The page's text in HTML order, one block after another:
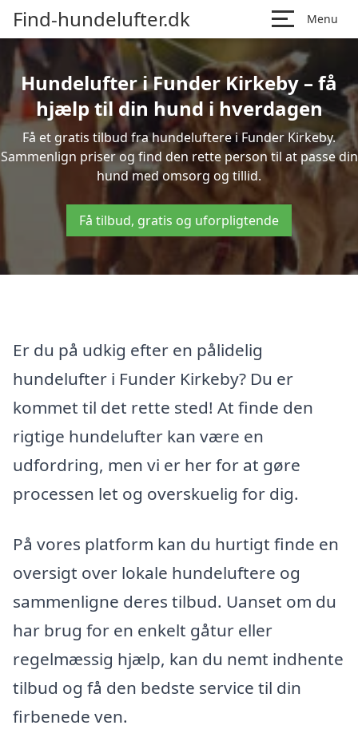
Find-hundelufter.dk Menu
Hundelufter i Funder Kirkeby – få
hjælp til din hund i hverdagen
Få et gratis tilbud fra hundeluftere i Funder Kirkeby.
Sammenlign priser og find den rette person til at passe din
hund med omsorg og tillid.
Få tilbud, gratis og uforpligtende
Er du på udkig efter en pålidelig
hundelufter i Funder Kirkeby? Du er
kommet til det rette sted! At finde den
rigtige hundelufter kan være en
udfordring, men vi er her for at gøre
processen let og overskuelig for dig.
På vores platform kan du hurtigt finde en
oversigt over lokale hundeluftere og
sammenligne deres tilbud. Uanset om du
har brug for en enkelt gåtur eller
regelmæssig hjælp, kan du nemt indhente
tilbud og få den bedste service til din
firbenede ven.